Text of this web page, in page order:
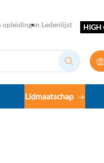
opleidingen Ledenlijst HIGH
Zoek:
Lidmaatschap